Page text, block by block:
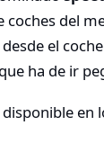
coches del
el
ha de ir
disponible